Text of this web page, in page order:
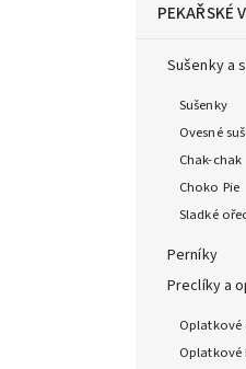
PEKAŘSKÉ
Sušenky a
Sušenky
Ovesné
Chak-chak
Choko Pie
Sladké
Perníky
Preclíky a
Oplatkové